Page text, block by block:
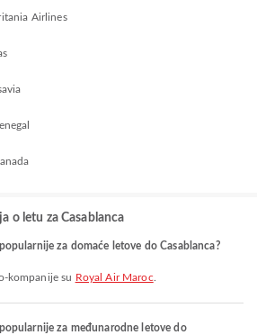
Airlines
o letu za Casablanca
za domaće letove do Casablanca?
kompanije su Royal Air Maroc
za međunarodne letove do